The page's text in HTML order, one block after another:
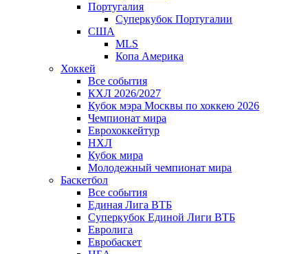
Португалия
Суперкубок Португалии
США
MLS
Копа Америка
Хоккей
Все события
КХЛ 2026/2027
Кубок мэра Москвы по хоккею 2026
Чемпионат мира
Еврохоккейтур
НХЛ
Кубок мира
Молодежный чемпионат мира
Баскетбол
Все события
Единая Лига ВТБ
Суперкубок Единой Лиги ВТБ
Евролига
Евробаскет